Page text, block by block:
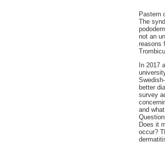
Pastern
The
not an
reasons
In 2017
better
survey
and
Does it
occur?